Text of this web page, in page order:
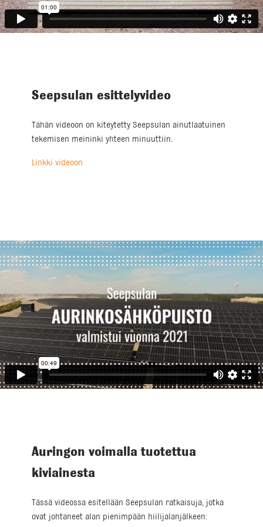
Seepsulan esittelyvideo
Tähän videoon on kiteytetty Seepsulan ainutlaatuinen
tekemisen meininki yhteen minuuttiin.
Linkki videoon
Auringon voimalla tuotettua
kiviainesta
Tässä videossa esitellään Seepsulan ratkaisuja, jotka
ovat johtaneet alan pienimpään hiilijalanjälkeen: